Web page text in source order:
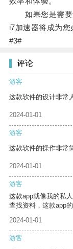
如果您是需要
i7加速器将成为您
#3#
评论
游客
这款软件的设计非常
2024-01-01
游客
这款软件的操作非常
2024-01-01
游客
这款app就像我的私
查找资料，这款app
2024-01-01
游客